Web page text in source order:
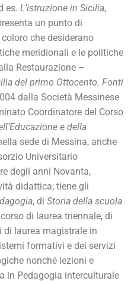
es. L’istruzione in Sicilia,
un punto di
che desiderano
meridionali e le politiche
Restaurazione –
del primo Ottocento. Fonti
dalla Società Messinese
Coordinatore del Corso
e della
sede di Messina, anche
Universitario
degli anni Novanta,
didattica; tiene gli
, di Storia della scuola
di laurea triennale, di
di laurea magistrale in
formativi e dei servizi
nonché lezioni e
in Pedagogia interculturale